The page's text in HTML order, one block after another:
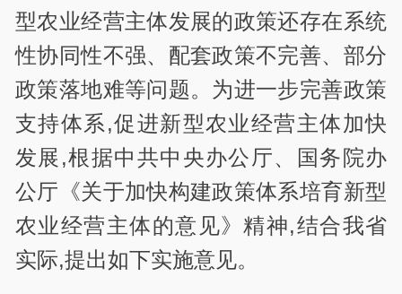
型农业经营主体发展的政策还存在系统
性协同性不强、配套政策不完善、部分
政策落地难等问题。为进一步完善政策
支持体系,促进新型农业经营主体加快
发展,根据中共中央办公厅、国务院办
公厅《关于加快构建政策体系培育新型
农业经营主体的意见》精神,结合我省
实际,提出如下实施意见。